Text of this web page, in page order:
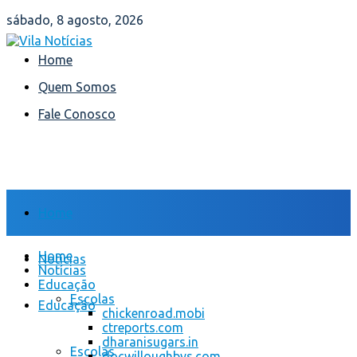
sábado, 8 agosto, 2026
Home
Quem Somos
Fale Conosco
Home
Notícias
Educação
Escolas
Home
Notícias
Educação
Escolas
chickenroad.mobi
ctreports.com
dharanisugars.in